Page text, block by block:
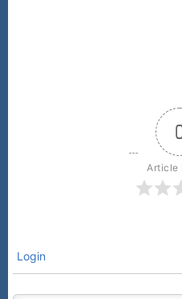
Article
Login